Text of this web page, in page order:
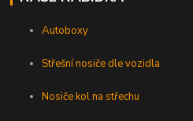
Autoboxy
Střešní nosiče dle vozidla
Nosiče kol na střechu